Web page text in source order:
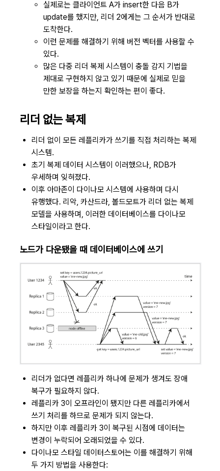
실제로는 클라이언트 A가 insert한 다음 B가
update를 했지만, 리더 2에게는 그 순서가 반대로
도착한다.
이런 문제를 해결하기 위해 버전 벡터를 사용할 수
있다.
많은 다중 리더 복제 시스템이 충돌 감지 기법을
제대로 구현하지 않고 있기 때문에 실제로 믿을
만한 보장을 하는지 확인하는 편이 좋다.
리더 없는 복제
리더 없이 모든 레플리카가 쓰기를 직접 처리하는 복제
시스템.
초기 복제 데이터 시스템이 이러했으나, RDB가
우세하며 잊혀졌다.
이후 아마존이 다이나모 시스템에 사용하며 다시
유행했다. 리악, 카산드라, 볼드모트가 리더 없는 복제
모델을 사용하며, 이러한 데이터베이스를 다이나모
스타일이라고 한다.
노드가 다운됐을 때 데이터베이스에 쓰기
리더가 없다면 레플리카 하나에 문제가 생겨도 장애
복구가 필요하지 않다.
레플리카 3이 오프라인이 됐지만 다른 레플리카에서
쓰기 처리를 하므로 문제가 되지 않는다.
하지만 이후 레플리카 3이 복구된 시점에 데이터는
변경이 누락되어 오래되었을 수 있다.
다이나모 스타일 데이터스토어는 이를 해결하기 위해
두 가지 방법을 사용한다: